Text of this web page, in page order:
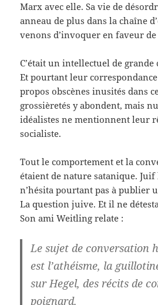
Marx avec elle. Sa vie de
anneau de plus dans la chaîne
venons d’invoquer en faveur de
C’était un intellectuel de grande
Et pourtant leur
propos obscènes inusités dans
grossièretés y abondent, mais
idéalistes ne mentionnent leur
socialiste.
Tout le comportement et la
étaient de nature satanique.
n’hésita pourtant pas à publier
La question juive. Et il ne
Son ami Weitling relate :
Le sujet de conversation
est l’athéisme, la
sur Hegel, des récits de
poignard.